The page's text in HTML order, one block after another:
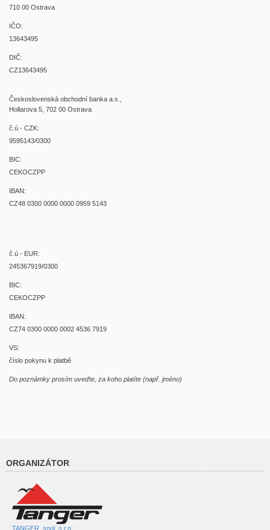
710 00 Ostrava
IČO:
13643495
DIČ:
CZ13643495
Československá obchodní banka a.s.,
Hollarova 5, 702 00 Ostrava
č.ú - CZK:
9595143/0300
BIC:
CEKOCZPP
IBAN:
CZ48 0300 0000 0000 0959 5143
č.ú - EUR:
245367919/0300
BIC:
CEKOCZPP
IBAN:
CZ74 0300 0000 0002 4536 7919
VS:
číslo pokynu k platbě
Do poznámky prosím uveďte, za koho platíte (např. jméno)
ORGANIZÁTOR
TANGER, spol. s r.o.